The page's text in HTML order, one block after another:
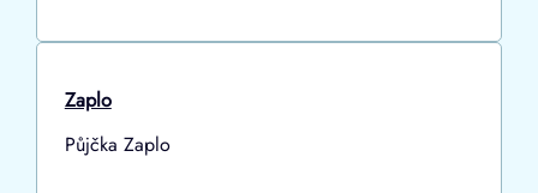
Zaplo
Půjčka Zaplo